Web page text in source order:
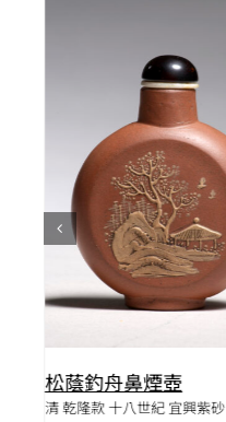
QUICK VIEW
松蔭釣舟鼻煙壺
清 乾隆款 十八世紀 宜興紫砂